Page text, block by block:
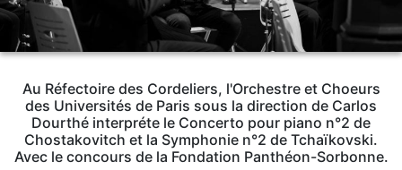
Au Réfectoire des Cordeliers, l'Orchestre et Choeurs
des Universités de Paris sous la direction de Carlos
Dourthé interpréte le Concerto pour piano n°2 de
Chostakovitch et la Symphonie n°2 de Tchaïkovski.
Avec le concours de la Fondation Panthéon-Sorbonne.